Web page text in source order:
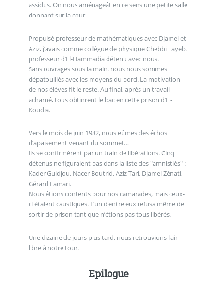
assidus. On nous aménageât en ce sens une petite salle
donnant sur la cour.
Propulsé professeur de mathématiques avec Djamel et
Aziz, j’avais comme collègue de physique Chebbi Tayeb,
professeur d’El-Hammadia détenu avec nous.
Sans ouvrages sous la main, nous nous sommes
dépatouillés avec les moyens du bord. La motivation
de nos élèves fit le reste. Au final, après un travail
acharné, tous obtinrent le bac en cette prison d’El-
Koudia.
Vers le mois de juin 1982, nous eûmes des échos
d’apaisement venant du sommet…
Ils se confirmèrent par un train de libérations. Cinq
détenus ne figuraient pas dans la liste des "amnistiés" :
Kader Guidjou, Nacer Boutrid, Aziz Tari, Djamel Zénati,
Gérard Lamari.
Nous étions contents pour nos camarades, mais ceux-
ci étaient caustiques. L’un d’entre eux refusa même de
sortir de prison tant que n’étions pas tous libérés.
Une dizaine de jours plus tard, nous retrouvions l’air
libre à notre tour.
Epilogue